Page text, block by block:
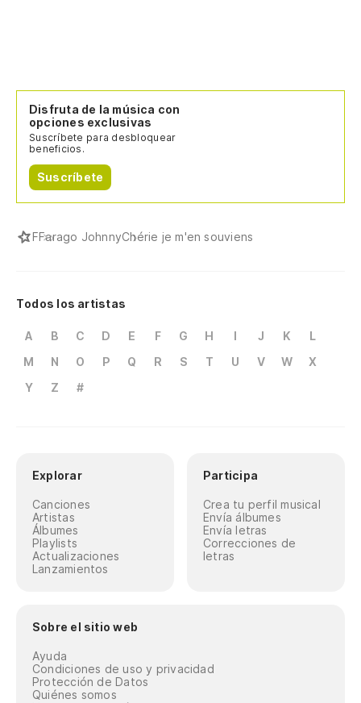
Disfruta de la música con
opciones exclusivas
Suscríbete para desbloquear
beneficios.
Suscríbete
FFarago JohnnyChérie je m'en souviens
Todos los artistas
A B C D E F G H I J K
L
M
N O P Q R S T U V W
X
Y
Z #
Explorar
Canciones
Artistas
Álbumes
Playlists
Actualizaciones
Lanzamientos
Participa
Crea tu perfil musical
Envía álbumes
Envía letras
Correcciones de
letras
Sobre el sitio web
Ayuda
Condiciones de uso y privacidad
Protección de Datos
Quiénes somos